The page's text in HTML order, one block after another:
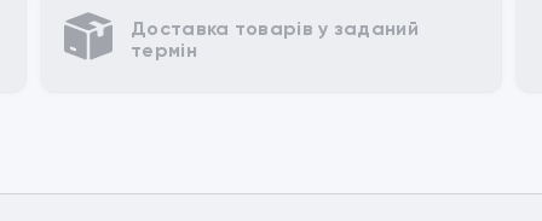
заданий Різні способи для оплати